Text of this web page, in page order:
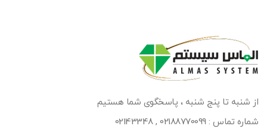
از شنبه تا پنج شنبه ، پاسخگوی شما هستیم
شماره تماس :02188770099
,
02143348